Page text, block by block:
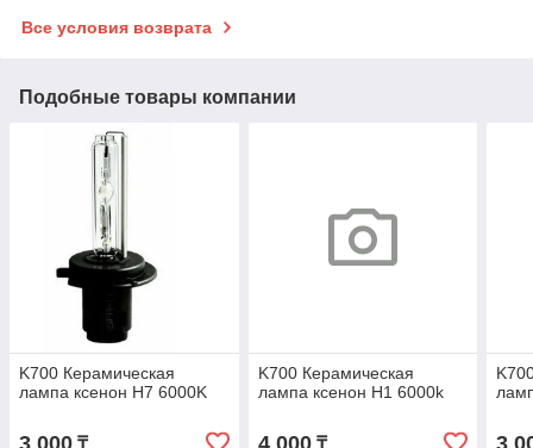
Все условия возврата
Подобные товары компании
K700 Керамическая
лампа ксенон H7 6000K
3 000 ₸
K700 Керамическая
лампа ксенон H1 6000k
4 000₸ 3